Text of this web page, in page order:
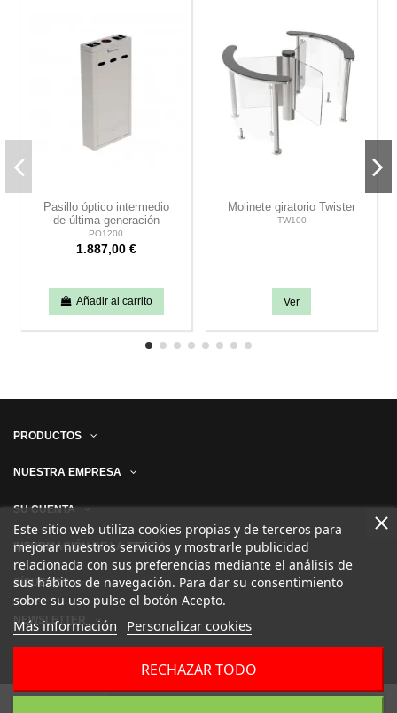
Pasillo óptico intermedio
de última generación
PO1200
1.887,00 €
Añadir al carrito
Molinete giratorio Twister
TW100
Ver
PRODUCTOS
NUESTRA EMPRESA
SU CUENTA
INFORMACIÓN DE LA TIENDA
Este sitio web utiliza cookies propias y de terceros para
mejorar nuestros servicios y mostrarle publicidad
relacionada con sus preferencias mediante el análisis de
sus hábitos de navegación. Para dar su consentimiento
sobre su uso pulse el botón Acepto.
Más información Personalizar cookies
RECHAZAR TODO
SÍGUENOS
NEWSLETTER